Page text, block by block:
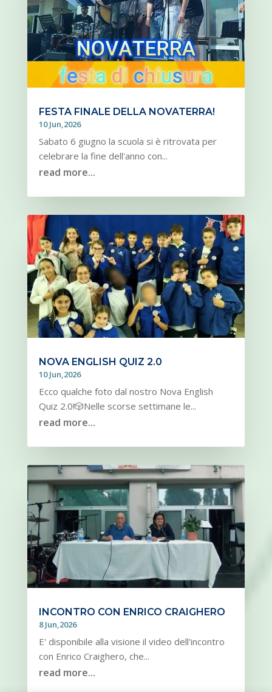
FESTA FINALE DELLA NOVATERRA!
10 Jun,2026
Sabato 6 giugno la scuola si è ritrovata per
celebrare la fine dell'anno con...
read more...
NOVA ENGLISH QUIZ 2.0
10 Jun,2026
Ecco qualche foto dal nostro Nova English
Quiz 2.0!🎲Nelle scorse settimane le...
read more...
INCONTRO CON ENRICO CRAIGHERO
8 Jun,2026
E' disponibile alla visione il video dell'incontro
con Enrico Craighero, che...
read more...